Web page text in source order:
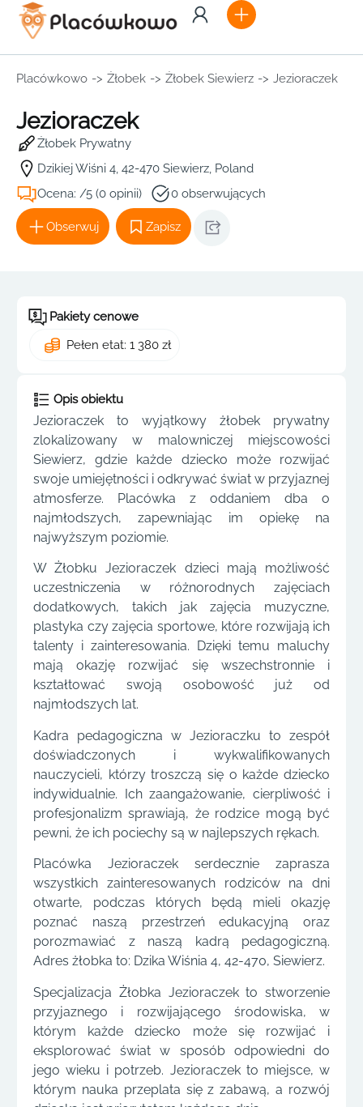
Placówkowo -> Żłobek -> Żłobek Siewierz -> Jezioraczek
Jezioraczek
Żłobek Prywatny
Dzikiej Wiśni 4, 42-470 Siewierz, Poland
Ocena: /5 (0 opinii)
0 obserwujących
Obserwuj Zapisz
Pakiety cenowe
Pełen etat: 1 380 zł
Opis obiektu
Jezioraczek to wyjątkowy żłobek prywatny
zlokalizowany w malowniczej miejscowości
Siewierz, gdzie każde dziecko może rozwijać
swoje umiejętności i odkrywać świat w przyjaznej
atmosferze. Placówka z oddaniem dba o
najmłodszych, zapewniając im opiekę na
najwyższym poziomie.
W Żłobku Jezioraczek dzieci mają możliwość
uczestniczenia w różnorodnych zajęciach
dodatkowych, takich jak zajęcia muzyczne,
plastyka czy zajęcia sportowe, które rozwijają ich
talenty i zainteresowania. Dzięki temu maluchy
mają okazję rozwijać się wszechstronnie i
kształtować swoją osobowość już od
najmłodszych lat.
Kadra pedagogiczna w Jezioraczku to zespół
doświadczonych i wykwalifikowanych
nauczycieli, którzy troszczą się o każde dziecko
indywidualnie. Ich zaangażowanie, cierpliwość i
profesjonalizm sprawiają, że rodzice mogą być
pewni, że ich pociechy są w najlepszych rękach.
Placówka Jezioraczek serdecznie zaprasza
wszystkich zainteresowanych rodziców na dni
otwarte, podczas których będą mieli okazję
poznać naszą przestrzeń edukacyjną oraz
porozmawiać z naszą kadrą pedagogiczną.
Adres żłobka to: Dzika Wiśnia 4, 42-470, Siewierz.
Specjalizacja Żłobka Jezioraczek to stworzenie
przyjaznego i rozwijającego środowiska, w
którym każde dziecko może się rozwijać i
eksplorować świat w sposób odpowiedni do
jego wieku i potrzeb. Jezioraczek to miejsce, w
którym nauka przeplata się z zabawą, a rozwój